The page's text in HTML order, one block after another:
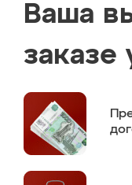
Ваша
заказе